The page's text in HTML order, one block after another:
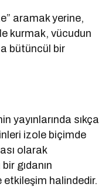
aramak yerine,
kurmak, vücudun
bütüncül bir
yayınlarında sıkça
izole biçimde
olarak
gıdanın
halindedir.